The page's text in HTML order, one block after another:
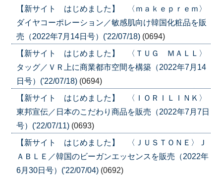
【新サイト はじめました】 〈ｍａｋｅｐｒｅｍ〉
ダイヤコーポレーション／敏感肌向け韓国化粧品を販
売（2022年7月14日号）('22/07/18) (0694)
【新サイト はじめました】 〈ＴＵＧ ＭＡＬＬ〉
タッグ／ＶＲ上に商業都市空間を構築（2022年7月14
日号）('22/07/18) (0694)
【新サイト はじめました】 〈ＩＯＲＩＬＩＮＫ〉
東邦宣伝／日本のこだわり商品を販売（2022年7月7日
号）('22/07/11) (0693)
【新サイト はじめました】 〈ＪＵＳＴＯＮＥ〉Ｊ
ＡＢＬＥ／韓国のビーガンエッセンスを販売（2022年
6月30日号）('22/07/04) (0692)